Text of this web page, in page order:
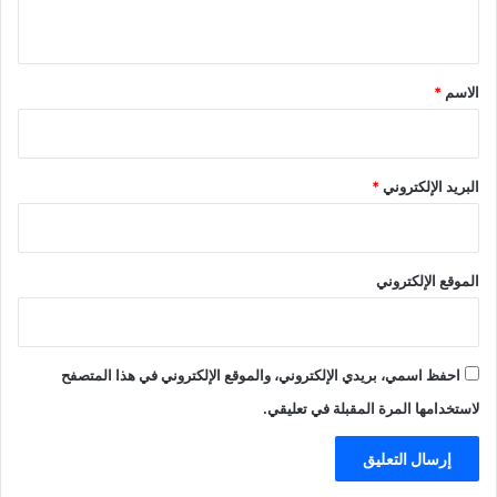
*
الاسم *
البريد الإلكتروني*
الموقع الإلكتروني
احفظ اسمي، بريدي الإلكتروني، والموقع الإلكتروني في هذا المتصفح
لاستخدامها المرة المقبلة في تعليقي.